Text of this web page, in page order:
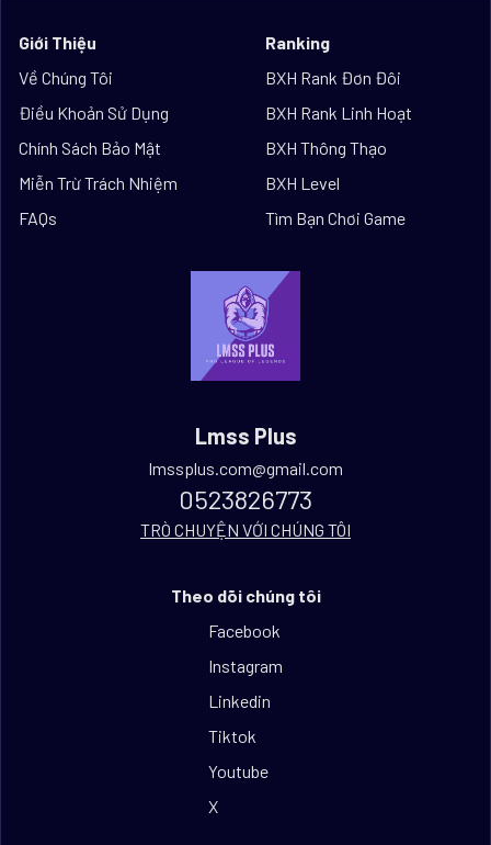
Giới Thiệu
Về Chúng Tôi
Điều Khoản Sử Dụng
Chính Sách Bảo Mật
Miễn Trừ Trách Nhiệm
FAQs
Ranking
BXH Rank Đơn Đôi
BXH Rank Linh Hoạt
BXH Thông Thạo
BXH Level
Tìm Bạn Chơi Game
Lmss Plus
lmssplus.com@gmail.com
0523826773
TRÒ CHUYỆN VỚI CHÚNG TÔI
Theo dõi chúng tôi
Facebook
Instagram
Linkedin
Tiktok
Youtube
X